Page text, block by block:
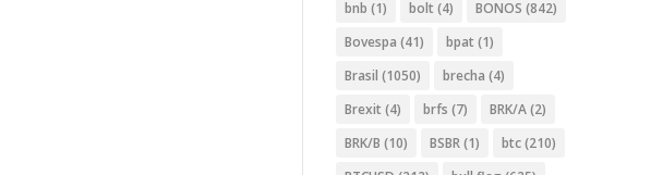
bnb (1) bolt (4) BONOS (842)
Bovespa (41) bpat (1)
Brasil (1050) brecha (4)
Brexit (4) brfs (7) BRK/A(2)
BRK/B (10) BSBR(1) btc(210)